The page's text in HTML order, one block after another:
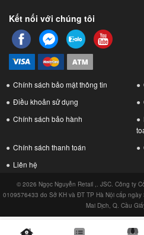
Kết nối với chúng tôi
Chính sách bảo mật thông tin
Điều khoản sử dụng
Chính sách bảo hành
Chính sách thanh toán
Liên hệ
© 2026 Ngọc Nguyễn Retail ,. JSC. Công ty
0109576433 do Sở KH và ĐT TP Hà Nội cấp
Mai Dịch, Q. Cầu